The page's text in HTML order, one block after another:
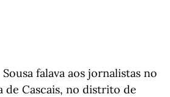
falava aos jornalistas no
de Cascais, no distrito de